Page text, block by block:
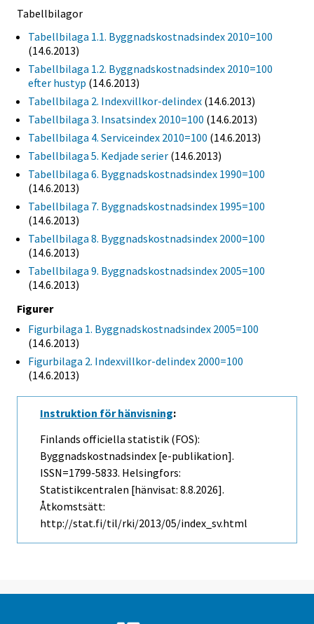
Tabellbilagor
Tabellbilaga 1.1. Byggnadskostnadsindex 2010=100
(14.6.2013)
Tabellbilaga 1.2. Byggnadskostnadsindex 2010=100
efter hustyp (14.6.2013)
Tabellbilaga 2. Indexvillkor-delindex (14.6.2013)
Tabellbilaga 3. Insatsindex 2010=100 (14.6.2013)
Tabellbilaga 4. Serviceindex 2010=100 (14.6.2013)
Tabellbilaga 5. Kedjade serier (14.6.2013)
Tabellbilaga 6. Byggnadskostnadsindex 1990=100
(14.6.2013)
Tabellbilaga 7. Byggnadskostnadsindex 1995=100
(14.6.2013)
Tabellbilaga 8. Byggnadskostnadsindex 2000=100
(14.6.2013)
Tabellbilaga 9. Byggnadskostnadsindex 2005=100
(14.6.2013)
Figurer
Figurbilaga 1. Byggnadskostnadsindex 2005=100
(14.6.2013)
Figurbilaga 2. Indexvillkor-delindex 2000=100
(14.6.2013)
Instruktion för hänvisning:
Finlands officiella statistik (FOS):
Byggnadskostnadsindex [e-publikation].
ISSN=1799-5833. Helsingfors:
Statistikcentralen [hänvisat: 8.8.2026].
Åtkomstsätt:
http://stat.fi/til/rki/2013/05/index_sv.html